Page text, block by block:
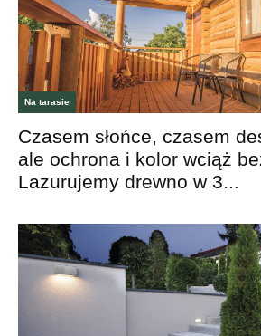
Na tarasie
Czasem słońce, czasem
ale ochrona i kolor wciąż
Lazurujemy drewno w 3...